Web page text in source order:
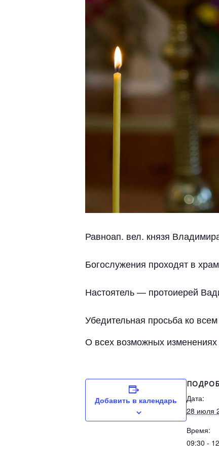
Равноап. вел. князя
Богослужения проходят в
Настоятель — протоиерей
Убедительная просьба ко
О всех возможных
Добавить в календарь
Дата:
28 июля
Время:
09:30 -